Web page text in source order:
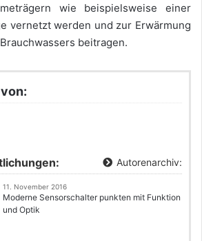
wie beispielsweise einer
vernetzt werden und zur Erwärmung
beitragen.
Autorenarchiv:
11. November 2016
Moderne Sensorschalter punkten mit Funktion
und Optik